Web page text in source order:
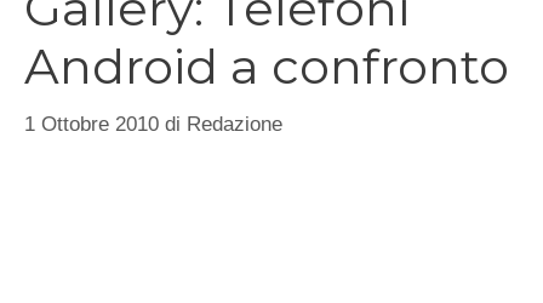
Android a confronto
1 Ottobre 2010 di Redazione